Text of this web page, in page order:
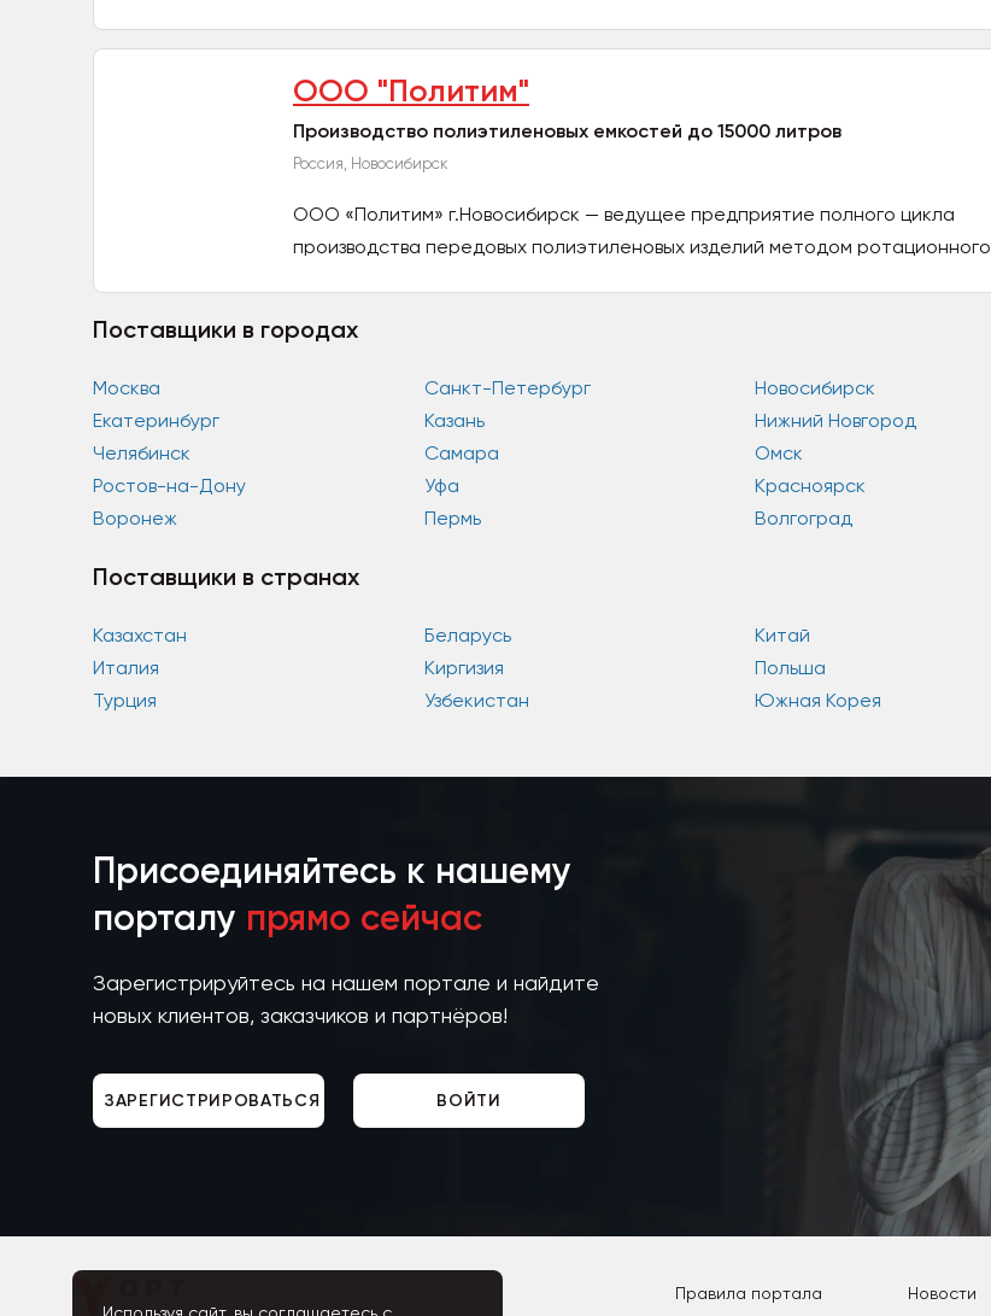
ООО "Политим"
Производство полиэтиленовых емкостей до 15000 литров
Россия, Новосибирск
ООО «Политим» г.Новосибирск — ведущее предприятие полного цикла
производства передовых полиэтиленовых изделий методом ротационного
Поставщики в городах
Москва Санкт-Петербург
Новосибирск
Екатеринбург
Казань
Нижний Новгород
Челябинск
Самара
Омск
Ростов-на-Дону
Уфа
Красноярск
Воронеж
Пермь Волгоград
Поставщики в странах
Казахстан Беларусь
Китай
Италия
Киргизия
Польша
Турция
Узбекистан Южная Корея
Присоединяйтесь к нашему
порталу прямо сейчас
Зарегистрируйтесь на нашем портале и найдите
новых клиентов, заказчиков и партнёров!
ЗАРЕГИСТРИРОВАТЬСЯ ВОЙТИ
Правила портала
Новости